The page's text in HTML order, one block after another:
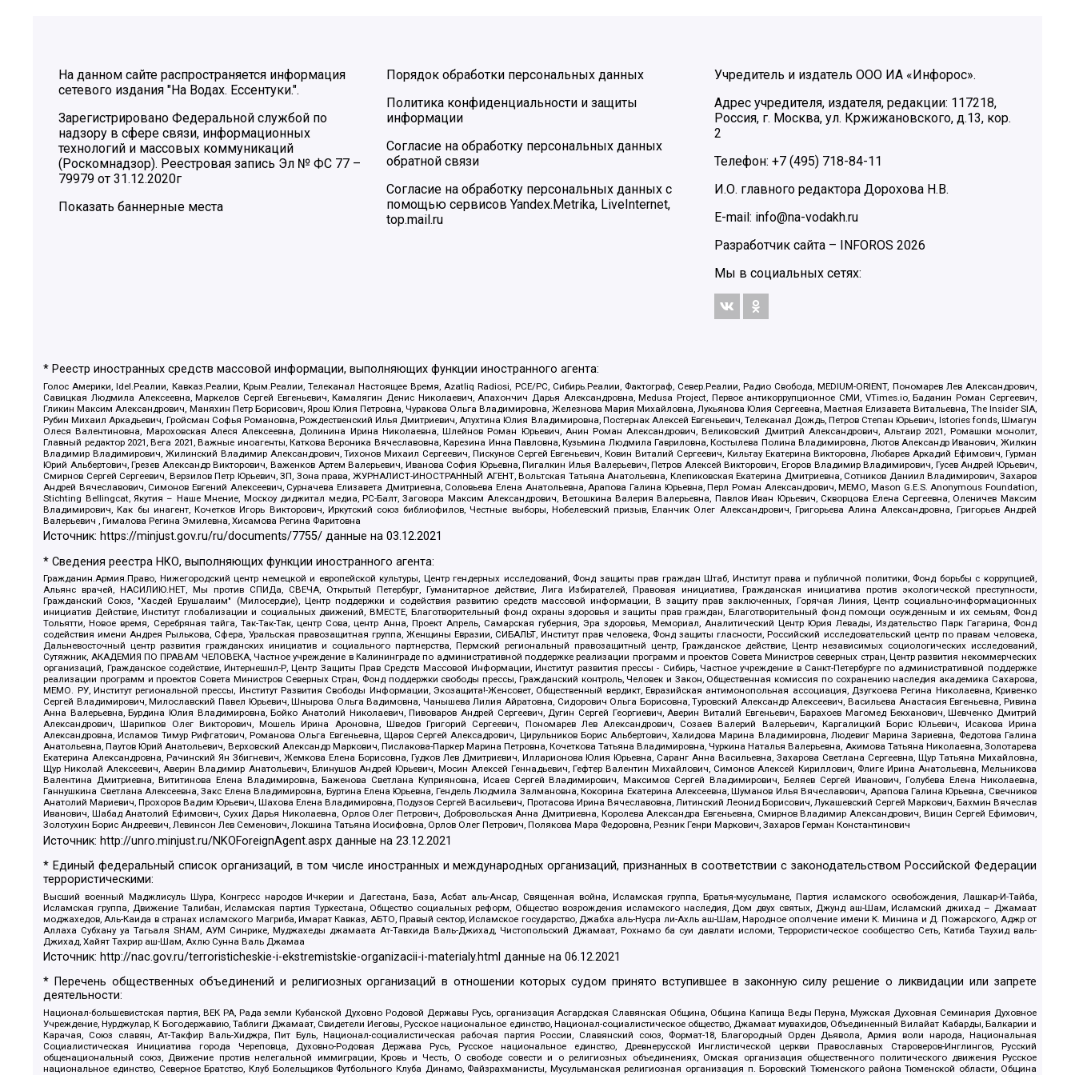
На данном сайте распространяется информация
сетевого издания "На Водах. Ессентуки.".
Зарегистрировано Федеральной службой по
надзору в сфере связи, информационных
технологий и массовых коммуникаций
(Роскомнадзор). Реестровая запись Эл № ФС 77 –
79979 от 31.12.2020г
Показать баннерные места
Порядок обработки персональных данных
Политика конфиденциальности и защиты
информации
Согласие на обработку персональных данных
обратной связи
Согласие на обработку персональных данных с
помощью сервисов Yandex.Metrika, LiveInternet,
top.mail.ru
Учредитель и издатель ООО ИА «Инфорос».
Адрес учредителя, издателя, редакции: 117218,
Россия, г. Москва, ул. Кржижановского, д.13, кор.
2
Телефон: +7 (495) 718-84-11
И.О. главного редактора Дорохова Н.В.
E-mail: info@na-vodakh.ru
Разработчик сайта –
INFOROS 2026
Мы в социальных сетях:
* Реестр иностранных средств массовой информации, выполняющих функции иностранного агента:
Голос Америки, Idel.Реалии, Кавказ.Реалии, Крым.Реалии, Телеканал Настоящее Время, Azatliq Radiosi, PCE/PC, Сибирь.Реалии, Фактограф, Север.Реалии, Радио Свобода, MEDIUM-ORIENT, Пономарев Лев Александрович,
Савицкая Людмила Алексеевна, Маркелов Сергей Евгеньевич, Камалягин Денис Николаевич, Апахончич Дарья Александровна, Medusa Project, Первое антикоррупционное СМИ, VTimes.io, Баданин Роман Сергеевич,
Гликин Максим Александрович, Маняхин Петр Борисович, Ярош Юлия Петровна, Чуракова Ольга Владимировна, Железнова Мария Михайловна, Лукьянова Юлия Сергеевна, Маетная Елизавета Витальевна, The Insider SIA,
Рубин Михаил Аркадьевич, Гройсман Софья Романовна, Рождественский Илья Дмитриевич, Апухтина Юлия Владимировна, Постернак Алексей Евгеньевич, Телеканал Дождь, Петров Степан Юрьевич, Istories fonds, Шмагун
Олеся Валентиновна, Мароховская Алеся Алексеевна, Долинина Ирина Николаевна, Шлейнов Роман Юрьевич, Анин Роман Александрович, Великовский Дмитрий Александрович, Альтаир 2021, Ромашки монолит,
Главный редактор 2021, Вега 2021, Важные иноагенты, Каткова Вероника Вячеславовна, Карезина Инна Павловна, Кузьмина Людмила Гавриловна, Костылева Полина Владимировна, Лютов Александр Иванович, Жилкин
Владимир Владимирович, Жилинский Владимир Александрович, Тихонов Михаил Сергеевич, Пискунов Сергей Евгеньевич, Ковин Виталий Сергеевич, Кильтау Екатерина Викторовна, Любарев Аркадий Ефимович, Гурман
Юрий Альбертович, Грезев Александр Викторович, Важенков Артем Валерьевич, Иванова София Юрьевна, Пигалкин Илья Валерьевич, Петров Алексей Викторович, Егоров Владимир Владимирович, Гусев Андрей Юрьевич,
Смирнов Сергей Сергеевич, Верзилов Петр Юрьевич, ЗП, Зона права, ЖУРНАЛИСТ-ИНОСТРАННЫЙ АГЕНТ, Вольтская Татьяна Анатольевна, Клепиковская Екатерина Дмитриевна, Сотников Даниил Владимирович, Захаров
Андрей Вячеславович, Симонов Евгений Алексеевич, Сурначева Елизавета Дмитриевна, Соловьева Елена Анатольевна, Арапова Галина Юрьевна, Перл Роман Александрович, МЕМО, Mason G.E.S. Anonymous Foundation,
Stichting Bellingcat, Якутия – Наше Мнение, Москоу диджитал медиа, РС-Балт, Заговора Максим Александрович, Ветошкина Валерия Валерьевна, Павлов Иван Юрьевич, Скворцова Елена Сергеевна, Оленичев Максим
Владимирович, Как бы инагент, Кочетков Игорь Викторович, Иркутский союз библиофилов, Честные выборы, Нобелевский призыв, Еланчик Олег Александрович, Григорьева Алина Александровна, Григорьев Андрей
Валерьевич , Гималова Регина Эмилевна, Хисамова Регина Фаритовна
Источник: https://minjust.gov.ru/ru/documents/7755/ данные на03.12.2021
* Сведения реестра НКО, выполняющих функции иностранного агента:
Гражданин.Армия.Право, Нижегородский центр немецкой и европейской культуры, Центр гендерных исследований, Фонд защиты прав граждан Штаб, Институт права и публичной политики, Фонд борьбы с коррупцией,
Альянс врачей, НАСИЛИЮ.НЕТ, Мы против СПИДа, СВЕЧА, Открытый Петербург, Гуманитарное действие, Лига Избирателей, Правовая инициатива, Гражданская инициатива против экологической преступности,
Гражданский Союз, "Хасдей Ерушалаим" (Милосердие), Центр поддержки и содействия развитию средств массовой информации, В защиту прав заключенных, Горячая Линия, Центр социально-информационных
инициатив Действие, Институт глобализации и социальных движений, ВМЕСТЕ, Благотворительный фонд охраны здоровья и защиты прав граждан, Благотворительный фонд помощи осужденным и их семьям, Фонд
Тольятти, Новое время, Серебряная тайга, Так-Так-Так, центр Сова, центр Анна, Проект Апрель, Самарская губерния, Эра здоровья, Мемориал, Аналитический Центр Юрия Левады, Издательство Парк Гагарина, Фонд
содействия имени Андрея Рылькова, Сфера, Уральская правозащитная группа, Женщины Евразии, СИБАЛЬТ, Институт прав человека, Фонд защиты гласности, Российский исследовательский центр по правам человека,
Дальневосточный центр развития гражданских инициатив и социального партнерства, Пермский региональный правозащитный центр, Гражданское действие, Центр независимых социологических исследований,
Сутяжник, АКАДЕМИЯ ПО ПРАВАМ ЧЕЛОВЕКА, Частное учреждение в Калининграде по административной поддержке реализации программ и проектов Совета Министров северных стран, Центр развития некоммерческих
организаций, Гражданское содействие, Интернешнл-Р, Центр Защиты Прав Средств Массовой Информации, Институт развития прессы - Сибирь, Частное учреждение в Санкт-Петербурге по административной поддержке
реализации программ и проектов Совета Министров Северных Стран, Фонд поддержки свободы прессы, Гражданский контроль, Человек и Закон, Общественная комиссия по сохранению наследия академика Сахарова,
МЕМО. РУ, Институт региональной прессы, Институт Развития Свободы Информации, Экозащита!-Женсовет, Общественный вердикт, Евразийская антимонопольная ассоциация, Дзугкоева Регина Николаевна, Кривенко
Сергей Владимирович, Милославский Павел Юрьевич, Шнырова Ольга Вадимовна, Чанышева Лилия Айратовна, Сидорович Ольга Борисовна, Туровский Александр Алексеевич, Васильева Анастасия Евгеньевна, Ривина
Анна Валерьевна, Бурдина Юлия Владимировна, Бойко Анатолий Николаевич, Пивоваров Андрей Сергеевич, Дугин Сергей Георгиевич, Аверин Виталий Евгеньевич, Барахоев Магомед Бекханович, Шевченко Дмитрий
Александрович, Шарипков Олег Викторович, Мошель Ирина Ароновна, Шведов Григорий Сергеевич, Пономарев Лев Александрович, Созаев Валерий Валерьевич, Каргалицкий Борис Юльевич, Исакова Ирина
Александровна, Исламов Тимур Рифгатович, Романова Ольга Евгеньевна, Щаров Сергей Алексадрович, Цирульников Борис Альбертович, Халидова Марина Владимировна, Людевиг Марина Зариевна, Федотова Галина
Анатольевна, Паутов Юрий Анатольевич, Верховский Александр Маркович, Пислакова-Паркер Марина Петровна, Кочеткова Татьяна Владимировна, Чуркина Наталья Валерьевна, Акимова Татьяна Николаевна, Золотарева
Екатерина Александровна, Рачинский Ян Збигневич, Жемкова Елена Борисовна, Гудков Лев Дмитриевич, Илларионова Юлия Юрьевна, Саранг Анна Васильевна, Захарова Светлана Сергеевна, Щур Татьяна Михайловна,
Щур Николай Алексеевич, Аверин Владимир Анатольевич, Блинушов Андрей Юрьевич, Мосин Алексей Геннадьевич, Гефтер Валентин Михайлович, Симонов Алексей Кириллович, Флиге Ирина Анатольевна, Мельникова
Валентина Дмитриевна, Вититинова Елена Владимировна, Баженова Светлана Куприяновна, Исаев Сергей Владимирович, Максимов Сергей Владимирович, Беляев Сергей Иванович, Голубева Елена Николаевна,
Ганнушкина Светлана Алексеевна, Закс Елена Владимировна, Буртина Елена Юрьевна, Гендель Людмила Залмановна, Кокорина Екатерина Алексеевна, Шуманов Илья Вячеславович, Арапова Галина Юрьевна, Свечников
Анатолий Мариевич, Прохоров Вадим Юрьевич, Шахова Елена Владимировна, Подузов Сергей Васильевич, Протасова Ирина Вячеславовна, Литинский Леонид Борисович, Лукашевский Сергей Маркович, Бахмин Вячеслав
Иванович, Шабад Анатолий Ефимович, Сухих Дарья Николаевна, Орлов Олег Петрович, Добровольская Анна Дмитриевна, Королева Александра Евгеньевна, Смирнов Владимир Александрович, Вицин Сергей Ефимович,
Золотухин Борис Андреевич, Левинсон Лев Семенович, Локшина Татьяна Иосифовна, Орлов Олег Петрович, Полякова Мара Федоровна, Резник Генри Маркович, Захаров Герман Константинович
Источник: http://unro.minjust.ru/NKOForeignAgent.aspx данные на23.12.2021
* Единый федеральный список организаций, в том числе иностранных и международных организаций, признанных в соответствии с законодательством Российской Федерации
террористическими:
Высший военный Маджлисуль Шура, Конгресс народов Ичкерии и Дагестана, База, Асбат аль-Ансар, Священная война, Исламская группа, Братья-мусульмане, Партия исламского освобождения, Лашкар-И-Тайба,
Исламская группа, Движение Талибан, Исламская партия Туркестана, Общество социальных реформ, Общество возрождения исламского наследия, Дом двух святых, Джунд аш-Шам, Исламский джихад – Джамаат
моджахедов, Аль-Каида в странах исламского Магриба, Имарат Кавказ, АБТО, Правый сектор, Исламское государство, Джабха аль-Нусра ли-Ахль аш-Шам, Народное ополчение имени К. Минина и Д. Пожарского, Аджр от
Аллаха Субхану уа Тагьаля SHAM, АУМ Синрике, Муджахеды джамаата Ат-Тавхида Валь-Джихад, Чистопольский Джамаат, Рохнамо ба суи давлати исломи, Террористическое сообщество Сеть, Катиба Таухид валь-
Джихад, Хайят Тахрир аш-Шам, Ахлю Сунна Валь Джамаа
Источник: http://nac.gov.ru/terroristicheskie-i-ekstremistskie-organizacii-i-materialy.html данные на06.12.2021
* Перечень общественных объединений и религиозных организаций в отношении которых судом принято вступившее в законную силу решение о ликвидации или запрете
деятельности:
Национал-большевистская партия, ВЕК РА, Рада земли Кубанской Духовно Родовой Державы Русь, организация Асгардская Славянская Община, Община Капища Веды Перуна, Мужская Духовная Семинария Духовное
Учреждение, Нурджулар, К Богодержавию, Таблиги Джамаат, Свидетели Иеговы, Русское национальное единство, Национал-социалистическое общество, Джамаат мувахидов, Объединенный Вилайат Кабарды, Балкарии и
Карачая, Союз славян, Ат-Такфир Валь-Хиджра, Пит Буль, Национал-социалистическая рабочая партия России, Славянский союз, Формат-18, Благородный Орден Дьявола, Армия воли народа, Национальная
Социалистическая Инициатива города Череповца, Духовно-Родовая Держава Русь, Русское национальное единство, Древнерусской Инглистической церкви Православных Староверов-Инглингов, Русский
общенациональный союз, Движение против нелегальной иммиграции, Кровь и Честь, О свободе совести и о религиозных объединениях, Омская организация общественного политического движения Русское
национальное единство, Северное Братство, Клуб Болельщиков Футбольного Клуба Динамо, Файзрахманисты, Мусульманская религиозная организация п. Боровский Тюменского района Тюменской области, Община